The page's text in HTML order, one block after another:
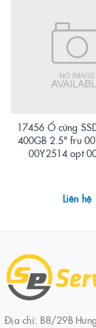
17456 Ổ cứng
400GB 2.5" fru
00Y2514 opt
Liên hệ
Địa chỉ: B8/29B